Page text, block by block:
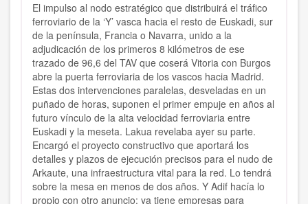
El impulso al nodo estratégico que distribuirá el tráfico
ferroviario de la ‘Y’ vasca hacia el resto de Euskadi, sur
de la península, Francia o Navarra, unido a la
adjudicación de los primeros 8 kilómetros de ese
trazado de 96,6 del TAV que coserá Vitoria con Burgos
abre la puerta ferroviaria de los vascos hacia Madrid.
Estas dos intervenciones paralelas, desveladas en un
puñado de horas, suponen el primer empuje en años al
futuro vínculo de la alta velocidad ferroviaria entre
Euskadi y la meseta. Lakua revelaba ayer su parte.
Encargó el proyecto constructivo que aportará los
detalles y plazos de ejecución precisos para el nudo de
Arkaute, una infraestructura vital para la red. Lo tendrá
sobre la mesa en menos de dos años. Y Adif hacía lo
propio con otro anuncio: ya tiene empresas para